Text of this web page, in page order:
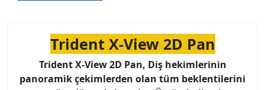
Trident X-View 2D Pan
Trident X-View 2D Pan, Diş hekimlerinin
panoramik çekimlerden olan tüm beklentilerini